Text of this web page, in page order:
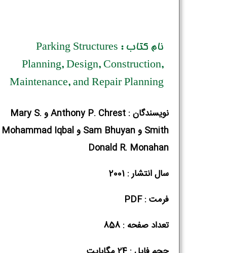
نام کتاب : Parking Structures
Planning, Design, Construction,
Maintenance, and Repair Planning
نویسندگان : Anthony P. Chrest و Mary S.
Donald R. Monahan
سال انتشار : 2001
فرمت : PDF
تعداد صفحه : 858